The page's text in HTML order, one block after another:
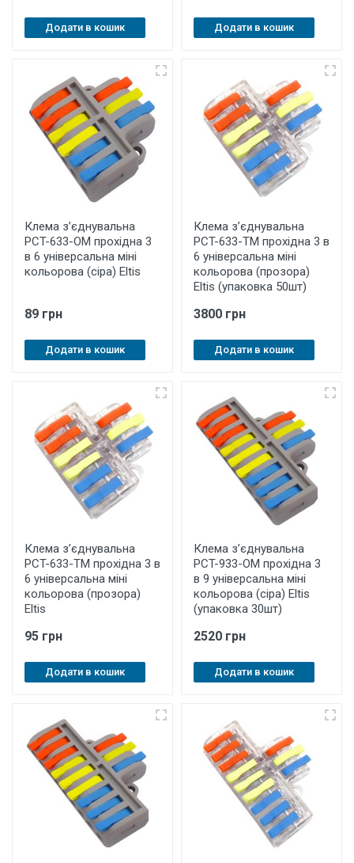
Додати в кошик Додати в кошик
Клема з’єднувальна
PCT-633-OМ прохідна 3
в 6 універсальна міні
кольорова (сіра) Eltis
89 грн
Додати в кошик
Клема з’єднувальна
PCT-633-ТM прохідна 3 в
6 універсальна міні
кольорова (прозора)
Eltis (упаковка 50шт)
3800 грн
Додати в кошик
Клема з’єднувальна
PCT-633-ТM прохідна 3 в
6 універсальна міні
кольорова (прозора)
Eltis
95 грн
Додати в кошик
Клема з’єднувальна
PCT-933-OМ прохідна 3
в 9 універсальна міні
кольорова (сіра) Eltis
(упаковка 30шт)
2520 грн
Додати в кошик